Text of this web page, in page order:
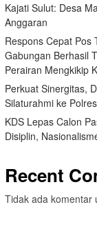
Kajati Sulut: Desa
Anggaran
Respons Cepat Pos
Gabungan Berhasil
Perairan Mengkikip
Perkuat Sinergitas,
Silaturahmi ke
KDS Lepas Calon
Disiplin,
Recent
Tidak ada komentar